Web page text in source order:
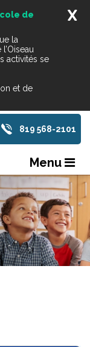
X
de
la
activités se
et de
819 568-2101
Menu